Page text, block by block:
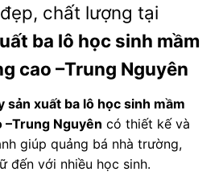
chất lượng tại
ba lô học sinh mầm
cao –Trung Nguyên
sản xuất ba lô học sinh mầm
–Trung Nguyên có thiết kế và
giúp quảng bá nhà trường,
đến với nhiều học sinh.